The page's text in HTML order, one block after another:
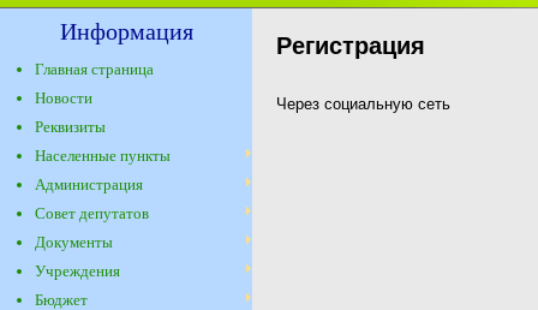
Информация
Главная страница
Новости
Реквизиты
Населенные пункты
Администрация
Совет депутатов
Документы
Учреждения
Бюджет
Регистрация
Через социальную сеть